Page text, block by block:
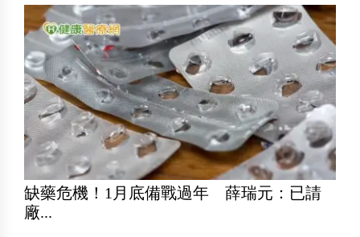
缺藥危機！1月底備戰過年 薛瑞元：已請
廠...